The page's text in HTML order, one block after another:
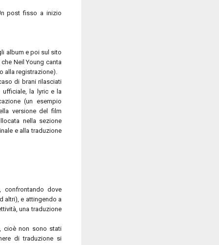
post fisso a inizio
album e poi sul sito
Neil Young canta
alla registrazione).
di brani rilasciati
ufficiale, la lyric e la
(un esempio
versione del film
nella sezione
e alla traduzione
confrontando dove
altri), e attingendo a
una traduzione
cioè non sono stati
di traduzione si